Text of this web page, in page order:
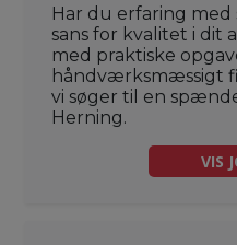
Har du erfaring
sans for kvalitet i dit
med praktiske
håndværksmæssigt
vi søger til en
Herning.
VIS